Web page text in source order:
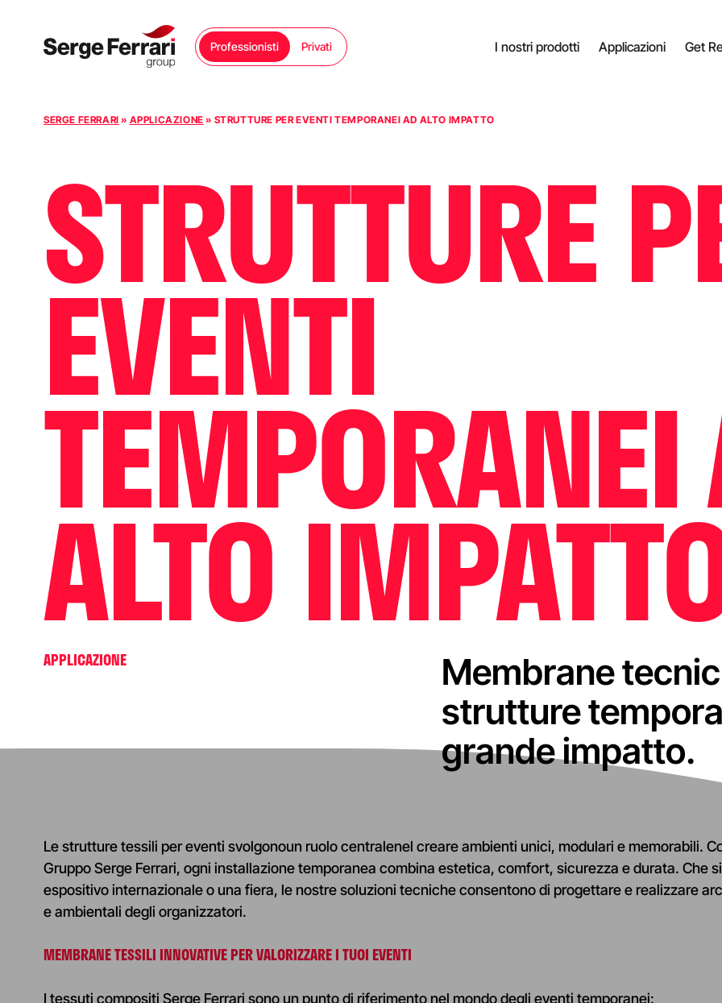
Professionisti Privati I nostri prodotti Applicazioni Get
SERGE FERRARI » APPLICAZIONE » STRUTTURE PER EVENTI TEMPORANEI AD ALTO IMPATTO
STRUTTURE
EVENTI
ALTO
APPLICAZIONE
Membrane
strutture
grande impatto.
Le strutture tessili per eventi svolgonoun ruolo centralenel creare ambienti unici, modulari e memorabili.
Gruppo Serge Ferrari, ogni installazione temporanea combina estetica, comfort, sicurezza e durata. Che
espositivo internazionale o una fiera, le nostre soluzioni tecniche consentono di progettare e realizzare
e ambientali degli organizzatori.
MEMBRANETESSILI INNOVATIVE PER VALORIZZARE I TUOI EVENTI
I tessuti compositi Serge Ferrari sono un punto di riferimento nel mondo degli eventi temporanei: